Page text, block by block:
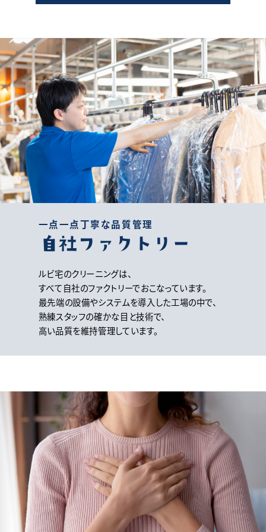
一点一点丁寧な品質管理
自社ファクトリー
ルビ宅のクリーニングは、
すべて自社のファクトリーでおこなっています。
最先端の設備やシステムを導入した工場の中で、
熟練スタッフの確かな目と技術で、
高い品質を維持管理しています。